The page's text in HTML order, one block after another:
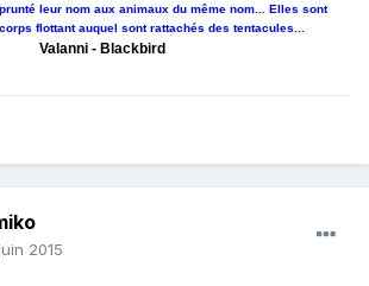
leur nom aux animaux du même nom... Elles sont
flottant auquel sont rattachés des tentacules...
Valanni - Blackbird
2015